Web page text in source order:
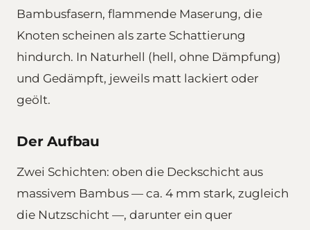
Bambusfasern, flammende Maserung, die
Knoten scheinen als zarte Schattierung
hindurch. In Naturhell (hell, ohne Dämpfung)
und Gedämpft, jeweils matt lackiert oder
geölt.
Der Aufbau
Zwei Schichten: oben die Deckschicht aus
massivem Bambus — ca. 4 mm stark, zugleich
die Nutzschicht —, darunter ein quer